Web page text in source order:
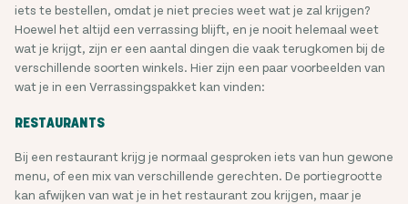
iets te bestellen, omdat je niet precies weet wat je zal krijgen?
Hoewel het altijd een verrassing blijft, en je nooit helemaal weet
wat je krijgt, zijn er een aantal dingen die vaak terugkomen bij de
verschillende soorten winkels. Hier zijn een paar voorbeelden van
wat je in een Verrassingspakket kan vinden:
RESTAURANTS
Bij een restaurant krijg je normaal gesproken iets van hun gewone
menu, of een mix van verschillende gerechten. De portiegrootte
kan afwijken van wat je in het restaurant zou krijgen, maar je